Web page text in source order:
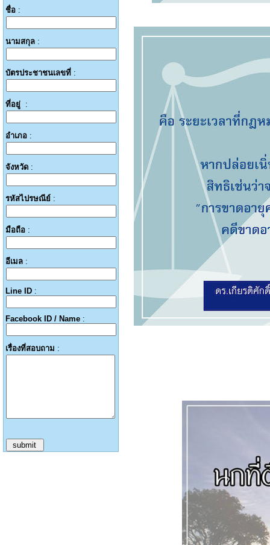
ชื่อ :
นามสกุล :
บัตรประชาชนเลขที่ :
ที่อยู่ :
อำเภอ :
จังหวัด :
รหัสไปรษณีย์ :
มือถือ :
อีเมล :
Line ID :
Facebook ID / Name :
เรื่องที่สอบถาม :